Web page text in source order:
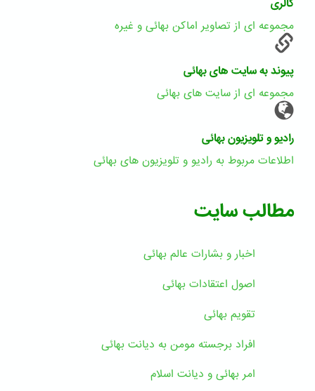
گالری
مجموعه ای از تصاویر اماکن بهائی و غیره
پیوند به سایت های بهائی
مجموعه ای از سایت های بهائی
رادیو و تلویزیون بهائی
اطلاعات مربوط به رادیو و تلویزیون های بهائی
مطالب سایت
اخبار و بشارات عالم بهائى
اصول اعتقادات بهائی
تقویم بهائی
افراد برجسته مومن به دیانت بهائی
امر بهائی و دیانت اسلام